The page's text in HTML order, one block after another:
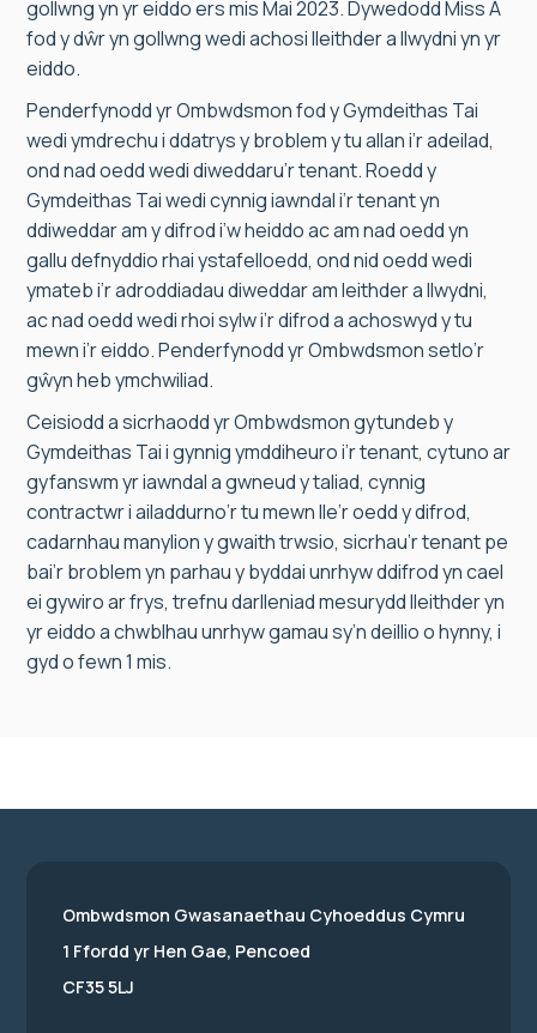
gollwng yn yr eiddo ers mis Mai 2023. Dywedodd Miss A
fod y dŵr yn gollwng wedi achosi lleithder a llwydni yn yr
eiddo.
Penderfynodd yr Ombwdsmon fod y Gymdeithas Tai
wedi ymdrechu i ddatrys y broblem y tu allan i’r adeilad,
ond nad oedd wedi diweddaru’r tenant. Roedd y
Gymdeithas Tai wedi cynnig iawndal i’r tenant yn
ddiweddar am y difrod i’w heiddo ac am nad oedd yn
gallu defnyddio rhai ystafelloedd, ond nid oedd wedi
ymateb i’r adroddiadau diweddar am leithder a llwydni,
ac nad oedd wedi rhoi sylw i’r difrod a achoswyd y tu
mewn i’r eiddo. Penderfynodd yr Ombwdsmon setlo’r
gŵyn heb ymchwiliad.
Ceisiodd a sicrhaodd yr Ombwdsmon gytundeb y
Gymdeithas Tai i gynnig ymddiheuro i’r tenant, cytuno ar
gyfanswm yr iawndal a gwneud y taliad, cynnig
contractwr i ailaddurno’r tu mewn lle’r oedd y difrod,
cadarnhau manylion y gwaith trwsio, sicrhau’r tenant pe
bai’r broblem yn parhau y byddai unrhyw ddifrod yn cael
ei gywiro ar frys, trefnu darlleniad mesurydd lleithder yn
yr eiddo a chwblhau unrhyw gamau sy’n deillio o hynny, i
gyd o fewn 1 mis.
Ombwdsmon Gwasanaethau Cyhoeddus Cymru
1 Ffordd yr Hen Gae, Pencoed
CF35 5LJ